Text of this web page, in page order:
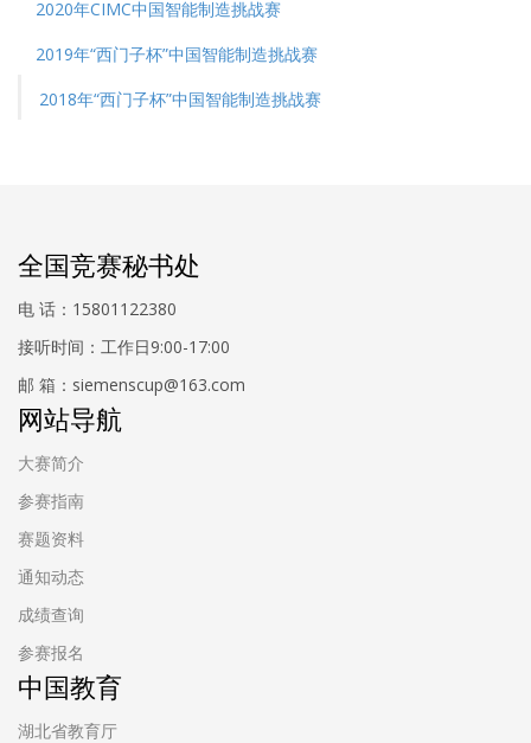
2020年CIMC中国智能制造挑战赛
2019年“西门子杯”中国智能制造挑战赛
2018年“西门子杯”中国智能制造挑战赛
全国竞赛秘书处
电 话：15801122380
接听时间：工作日9:00-17:00
邮 箱：siemenscup@163.com
网站导航
大赛简介
参赛指南
赛题资料
通知动态
成绩查询
参赛报名
中国教育
湖北省教育厅